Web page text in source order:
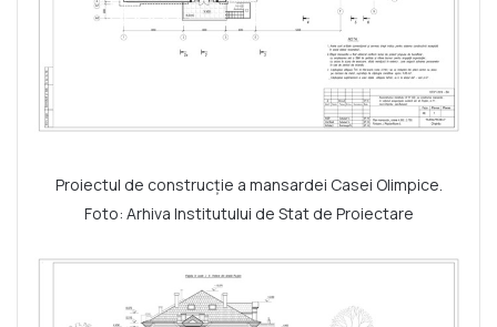
Proiectul de construcție a mansardei Casei Olimpice.
Foto: Arhiva Institutului de Stat de Proiectare